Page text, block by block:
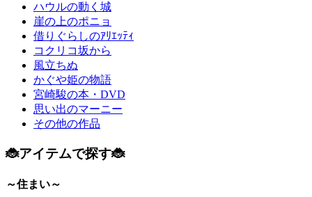
ハウルの動く城
崖の上のポニョ
借りぐらしのｱﾘｴｯﾃｨ
コクリコ坂から
風立ちぬ
かぐや姫の物語
宮崎駿の本・DVD
思い出のマーニー
その他の作品
🐞アイテムで探す🐞
～住まい～